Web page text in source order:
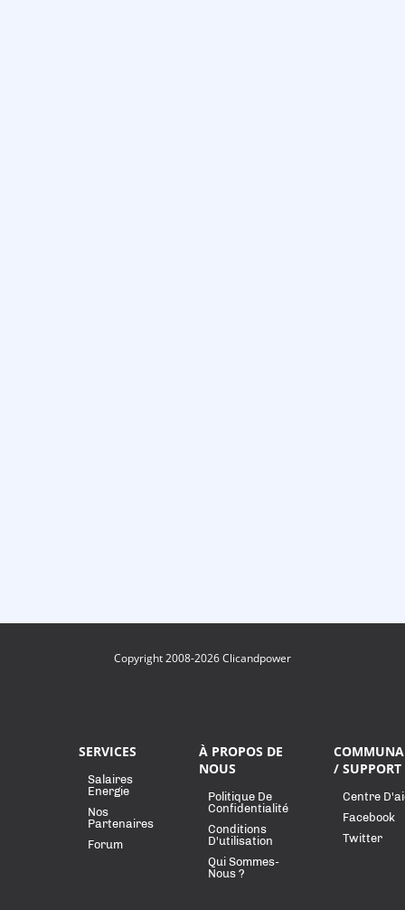
Copyright 2008-2026 Clicandpower
SERVICES
Salaires
Energie
Nos
Partenaires
Forum
À PROPOS DE
NOUS
Politique De
Confidentialité
Conditions
D'utilisation
Qui Sommes-
Nous ?
/ SUPPORT
Centre
Facebook
Twitter